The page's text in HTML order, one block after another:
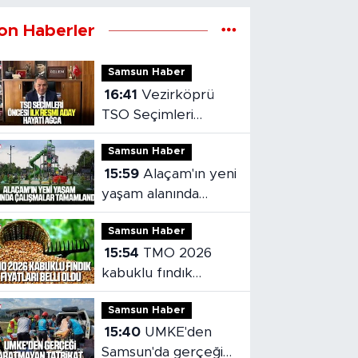
Haberler
Samsun Haber
16:41
TSO Seçimleri
öncesi ilk resmi aday
Hayati Ağca
Samsun Haber
15:59 Alaçam'ın yeni
yaşam alanında
çalışmalar
tamamlandı
Samsun Haber
15:54
kabuklu fındık
fiyatları belli oldu
Samsun Haber
15:40
Samsun'da gerçeği